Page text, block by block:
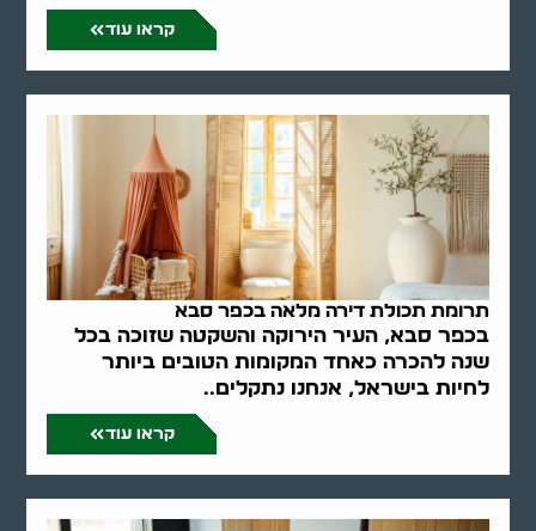
קראו עוד
תרומת תכולת דירה מלאה בכפר סבא
בכפר סבא, העיר הירוקה והשקטה שזוכה בכל
שנה להכרה כאחד המקומות הטובים ביותר
לחיות בישראל, אנחנו נתקלים..
קראו עוד